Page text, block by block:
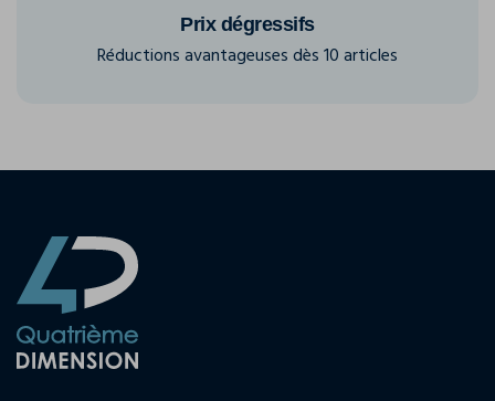
Prix dégressifs
Réductions avantageuses dès 10 articles